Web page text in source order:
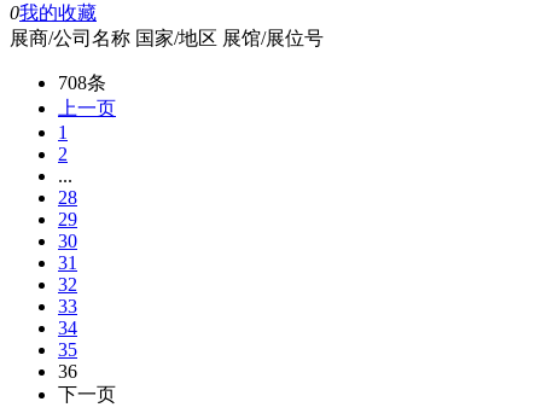
0我的收藏
展商/公司名称 国家/地区 展馆/展位号
708条
上一页
1
2
...
28
29
30
31
32
33
34
35
36
下一页